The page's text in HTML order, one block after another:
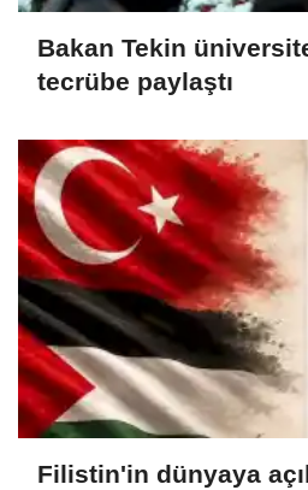
Bakan Tekin
tecrübe paylaştı
Filistin'in dünyaya